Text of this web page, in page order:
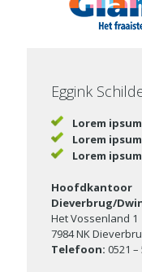
Eggink
Lorem
Lorem
Lorem
Hoofdkantoor
Dieverbrug/
Het Vossenland 1
7984 NK
Telefoon: 0521 –